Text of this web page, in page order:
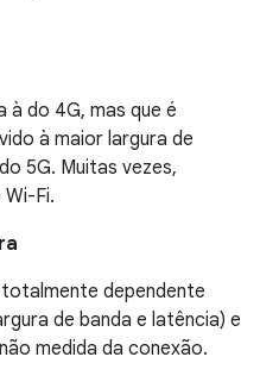
à do 4G, mas que é
à maior largura de
5G. Muitas vezes,
Fi.
dependente
de banda e latência) e
medida da conexão.